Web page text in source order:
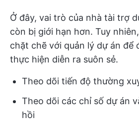
Ở đây, vai trò của nhà tài trợ
còn bị giới hạn hơn. Tuy
chặt chẽ với quản lý dự án để
thực hiện diễn ra suôn sẻ.
Theo dõi tiến độ thường
Theo dõi các chỉ số dự án
hồi